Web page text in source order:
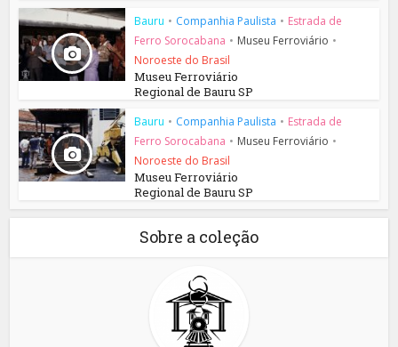
Bauru • Companhia Paulista • Estrada de
Ferro Sorocabana • Museu Ferroviário •
Noroeste do Brasil
Museu Ferroviário
Regional de Bauru SP
Bauru • Companhia Paulista • Estrada de
Ferro Sorocabana • Museu Ferroviário •
Noroeste do Brasil
Museu Ferroviário
Regional de Bauru SP
Sobre a coleção